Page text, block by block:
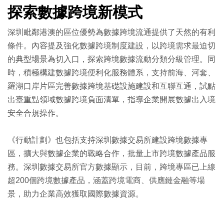
探索數據跨境新模式
深圳毗鄰港澳的區位優勢為數據跨境流通提供了天然的有利
條件。內容提及強化數據跨境制度建設，以跨境需求最迫切
的典型場景為切入口，探索跨境數據流動分類分級管理。同
時，積極構建數據跨境便利化服務體系，支持前海、河套、
羅湖口岸片區完善數據跨境基礎設施建設和互聯互通，試點
出臺重點領域數據跨境負面清單，指導企業開展數據出入境
安全合規操作。
《行動計劃》也包括支持深圳數據交易所建設跨境數據專
區，擴大與數據企業的戰略合作，批量上市跨境數據產品服
務。深圳數據交易所官方數據顯示，目前，跨境專區已上線
超200個跨境數據產品，涵蓋跨境電商、供應鏈金融等場
景，助力企業高效獲取國際數據資源。